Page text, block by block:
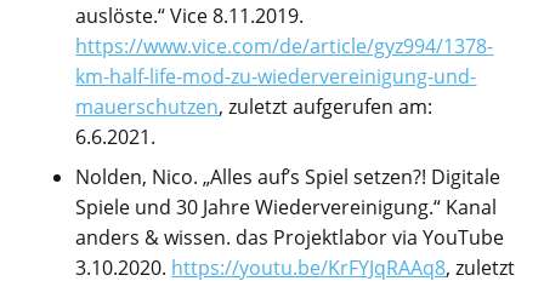
auslöste.“ Vice 8.11.2019.
https://www.vice.com/de/article/gyz994/1378-
km-half-life-mod-zu-wiedervereinigung-und-
mauerschutzen, zuletzt aufgerufen am:
6.6.2021.
Nolden, Nico. „Alles auf’s Spiel setzen?! Digitale
Spiele und 30 Jahre Wiedervereinigung.“ Kanal
anders & wissen. das Projektlabor via YouTube
3.10.2020. https://youtu.be/KrFYJqRAAq8, zuletzt